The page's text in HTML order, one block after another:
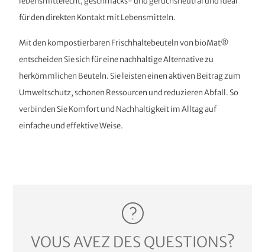
für den direkten Kontakt mit Lebensmitteln.
Mit den kompostierbaren Frischhaltebeuteln von bioMat®
entscheiden Sie sich für eine nachhaltige Alternative zu
herkömmlichen Beuteln. Sie leisten einen aktiven Beitrag zum
Umweltschutz, schonen Ressourcen und reduzieren Abfall. So
verbinden Sie Komfort und Nachhaltigkeit im Alltag auf
einfache und effektive Weise.
VOUS AVEZ DES QUESTIONS?